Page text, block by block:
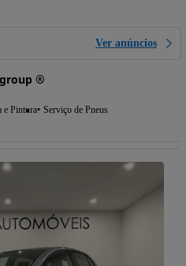
Ver anúncios
®
e Pintura Serviço de Pneus